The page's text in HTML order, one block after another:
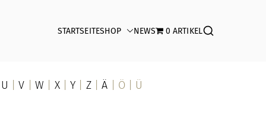
STARTSEITESHOP NEWS 0 ARTIKEL
U |V |W X|Y Z|Ä | Ö | Ü